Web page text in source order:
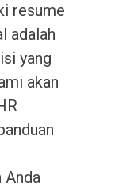
resume
adalah
yang
akan
Anda